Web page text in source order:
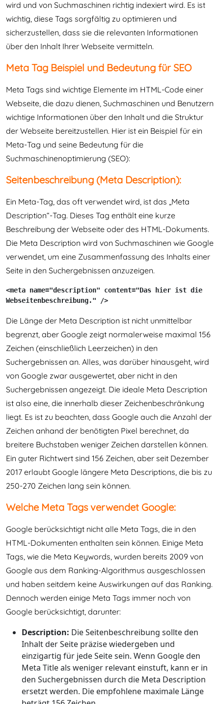
wird und von Suchmaschinen richtig indexiert wird. Es ist
wichtig, diese Tags sorgfältig zu optimieren und
sicherzustellen, dass sie die relevanten Informationen
über den Inhalt Ihrer Webseite vermitteln.
Meta Tag Beispiel und Bedeutung für SEO
Meta Tags sind wichtige Elemente im HTML-Code einer
Webseite, die dazu dienen, Suchmaschinen und Benutzern
wichtige Informationen über den Inhalt und die Struktur
der Webseite bereitzustellen. Hier ist ein Beispiel für ein
Meta-Tag und seine Bedeutung für die
Suchmaschinenoptimierung (SEO):
Seitenbeschreibung (Meta Description):
Ein Meta-Tag, das oft verwendet wird, ist das „Meta
Description“-Tag. Dieses Tag enthält eine kurze
Beschreibung der Webseite oder des HTML-Dokuments.
Die Meta Description wird von Suchmaschinen wie Google
verwendet, um eine Zusammenfassung des Inhalts einer
Seite in den Suchergebnissen anzuzeigen.
<meta name="description" content="Das hier ist die
Webseitenbeschreibung." />
Die Länge der Meta Description ist nicht unmittelbar
begrenzt, aber Google zeigt normalerweise maximal 156
Zeichen (einschließlich Leerzeichen) in den
Suchergebnissen an. Alles, was darüber hinausgeht, wird
von Google zwar ausgewertet, aber nicht in den
Suchergebnissen angezeigt. Die ideale Meta Description
ist also eine, die innerhalb dieser Zeichenbeschränkung
liegt. Es ist zu beachten, dass Google auch die Anzahl der
Zeichen anhand der benötigten Pixel berechnet, da
breitere Buchstaben weniger Zeichen darstellen können.
Ein guter Richtwert sind 156 Zeichen, aber seit Dezember
2017 erlaubt Google längere Meta Descriptions, die bis zu
250-270 Zeichen lang sein können.
Welche Meta Tags verwendet Google:
Google berücksichtigt nicht alle Meta Tags, die in den
HTML-Dokumenten enthalten sein können. Einige Meta
Tags, wie die Meta Keywords, wurden bereits 2009 von
Google aus dem Ranking-Algorithmus ausgeschlossen
und haben seitdem keine Auswirkungen auf das Ranking.
Dennoch werden einige Meta Tags immer noch von
Google berücksichtigt, darunter:
Description: Die Seitenbeschreibung sollte den
Inhalt der Seite präzise wiedergeben und
einzigartig für jede Seite sein. Wenn Google den
Meta Title als weniger relevant einstuft, kann er in
den Suchergebnissen durch die Meta Description
ersetzt werden. Die empfohlene maximale Länge